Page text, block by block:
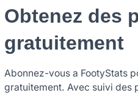
Obtenez des
gratuitement
Abonnez-vous a FootyStats
gratuitement. Avec suivi des